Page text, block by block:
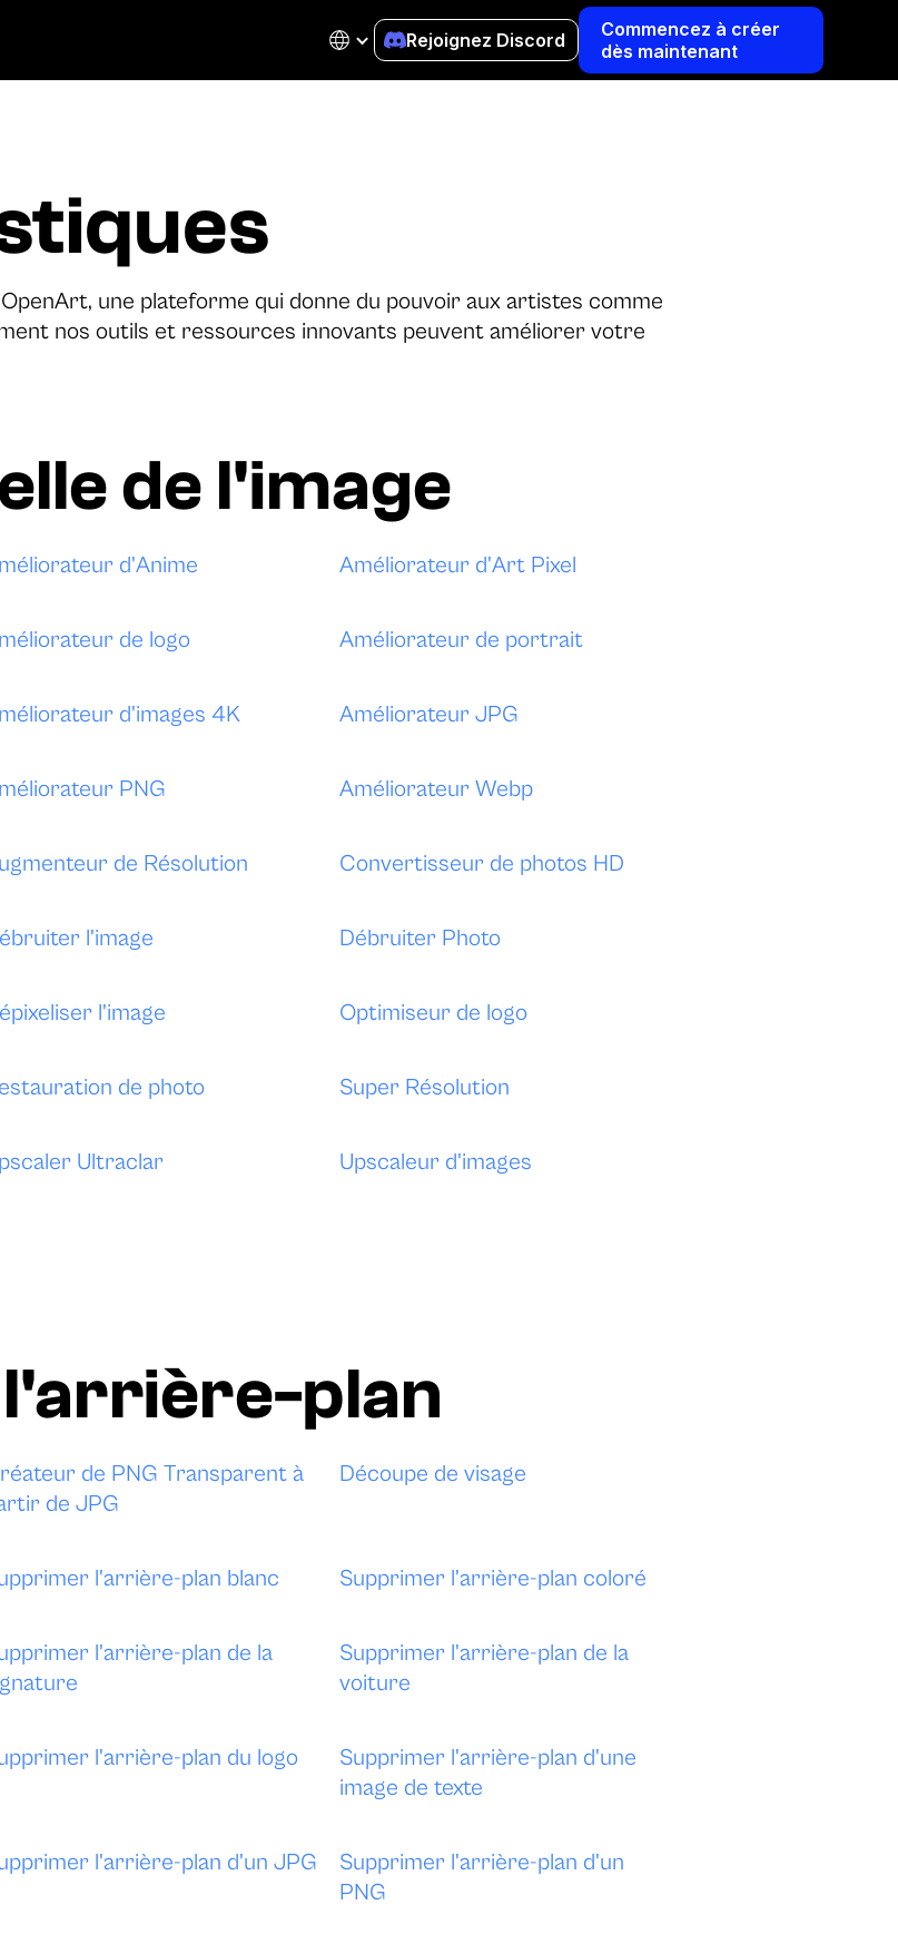
Rejoignez Discord
Commencez à créer
dès maintenant
une plateforme qui donne du pouvoir aux artistes comme
nos outils et ressources innovants peuvent améliorer votre
de l'image
d'Anime Améliorateur d'Art Pixel
de logo Améliorateur de portrait
d'images 4K Améliorateur JPG
PNG Améliorateur Webp
de Résolution Convertisseur de photos HD
l'image Débruiter Photo
l'image Optimiseur de logo
de photo Super Résolution
Ultraclar Upscaleur d'images
plan
de PNG Transparent à
de JPG
Découpe de visage
l'arrière-plan blanc Supprimer l'arrière-plan coloré
l'arrière-plan de la
Supprimer l'arrière-plan de la
voiture
l'arrière-plan du logo
Supprimer l'arrière-plan d'une
image de texte
l'arrière-plan d'un JPG
Supprimer l'arrière-plan d'un
PNG